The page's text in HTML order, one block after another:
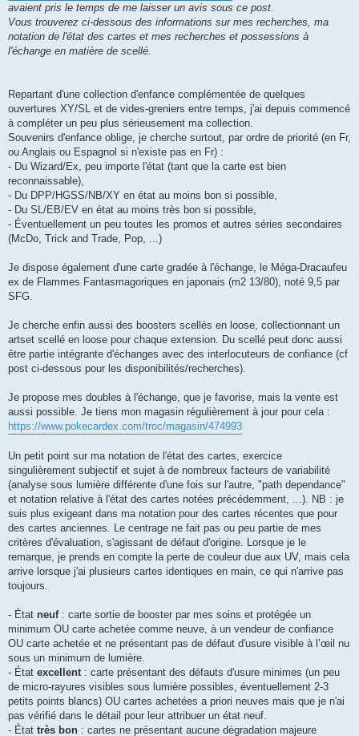
avaient pris le temps de me laisser un avis sous ce post.
Vous trouverez ci-dessous des informations sur mes recherches, ma
notation de l'état des cartes et mes recherches et possessions à
l'échange en matière de scellé.
Repartant d'une collection d'enfance complémentée de quelques
ouvertures XY/SL et de vides-greniers entre temps, j'ai depuis commencé
à compléter un peu plus sérieusement ma collection.
Souvenirs d'enfance oblige, je cherche surtout, par ordre de priorité (en Fr,
ou Anglais ou Espagnol si n'existe pas en Fr) :
- Du Wizard/Ex, peu importe l'état (tant que la carte est bien
reconnaissable),
- Du DPP/HGSS/NB/XY en état au moins bon si possible,
- Du SL/EB/EV en état au moins très bon si possible,
- Éventuellement un peu toutes les promos et autres séries secondaires
(McDo, Trick and Trade, Pop, ...)
Je dispose également d'une carte gradée à l'échange, le Méga-Dracaufeu
ex de Flammes Fantasmagoriques en japonais (m2 13/80), noté 9,5 par
SFG.
Je cherche enfin aussi des boosters scellés en loose, collectionnant un
artset scellé en loose pour chaque extension. Du scellé peut donc aussi
être partie intégrante d'échanges avec des interlocuteurs de confiance (cf
post ci-dessous pour les disponibilités/recherches).
Je propose mes doubles à l'échange, que je favorise, mais la vente est
aussi possible. Je tiens mon magasin régulièrement à jour pour cela :
https://www.pokecardex.com/troc/magasin/474993
Un petit point sur ma notation de l'état des cartes, exercice
singulièrement subjectif et sujet à de nombreux facteurs de variabilité
(analyse sous lumière différente d'une fois sur l'autre, "path dependance"
et notation relative à l'état des cartes notées précédemment, ...). NB : je
suis plus exigeant dans ma notation pour des cartes récentes que pour
des cartes anciennes. Le centrage ne fait pas ou peu partie de mes
critères d'évaluation, s'agissant de défaut d'origine. Lorsque je le
remarque, je prends en compte la perte de couleur due aux UV, mais cela
arrive lorsque j'ai plusieurs cartes identiques en main, ce qui n'arrive pas
toujours.
- État neuf : carte sortie de booster par mes soins et protégée un
minimum OU carte achetée comme neuve, à un vendeur de confiance
OU carte achetée et ne présentant pas de défaut d'usure visible à l’œil nu
sous un minimum de lumière.
- État excellent : carte présentant des défauts d'usure minimes (un peu
de micro-rayures visibles sous lumière possibles, éventuellement 2-3
petits points blancs) OU cartes achetées a priori neuves mais que je n'ai
pas vérifié dans le détail pour leur attribuer un état neuf.
- État très bon : cartes ne présentant aucune dégradation majeure